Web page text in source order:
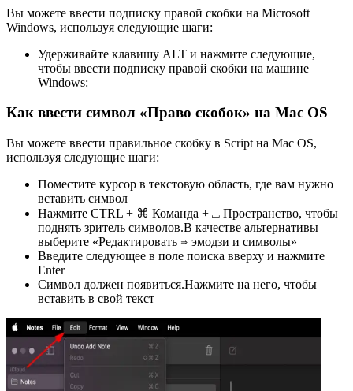
Вы можете ввести подписку правой скобки на Microsoft
Windows, используя следующие шаги:
Удерживайте клавишу ALT и нажмите следующие,
чтобы ввести подписку правой скобки на машине
Windows:
Как ввести символ «Право скобок» на Mac OS
Вы можете ввести правильное скобку в Script на Mac OS,
используя следующие шаги:
Поместите курсор в текстовую область, где вам нужно
вставить символ
Нажмите CTRL + ⌘ Команда + ⎵ Пространство, чтобы
поднять зритель символов.В качестве альтернативы
выберите «Редактировать ⇒ эмодзи и символы»
Введите следующее в поле поиска вверху и нажмите
Enter
Символ должен появиться.Нажмите на него, чтобы
вставить в свой текст